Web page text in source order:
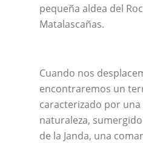
pequeña aldea del
Matalascañas.
Cuando nos
encontraremos un
caracterizado por
naturaleza,
de la Janda, una